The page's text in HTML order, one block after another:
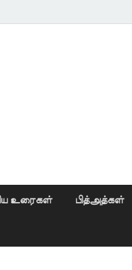
உரைகள் பித்அத்கள்